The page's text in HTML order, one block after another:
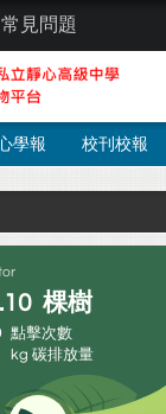
常見問題
學報 校刊校報
棵樹
點擊次數
kg 碳排放量